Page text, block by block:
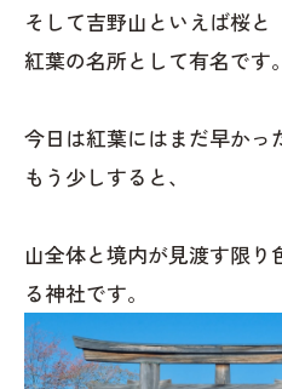
そして吉野山といえば桜と
紅葉の名所として有名です。
今日は紅葉にはまだ早かっ
もう少しすると、
山全体と境内が見渡す限
る神社です。